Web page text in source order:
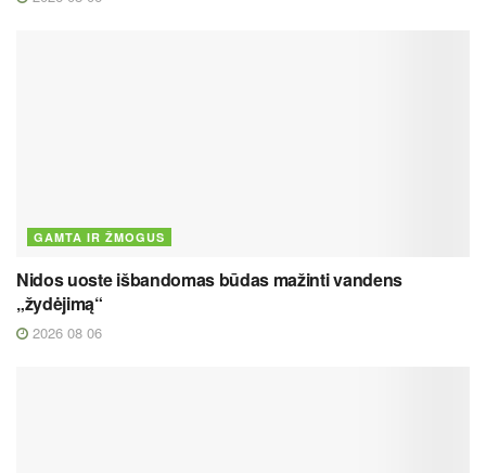
GAMTA IR ŽMOGUS
Nidos uoste išbandomas būdas mažinti vandens
„žydėjimą“
2026 08 06